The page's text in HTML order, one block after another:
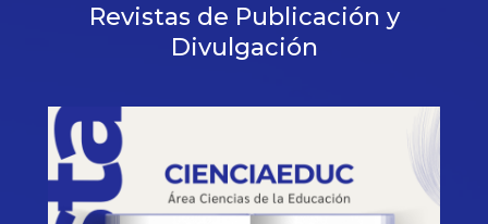
Revistas de Publicación y
Divulgación